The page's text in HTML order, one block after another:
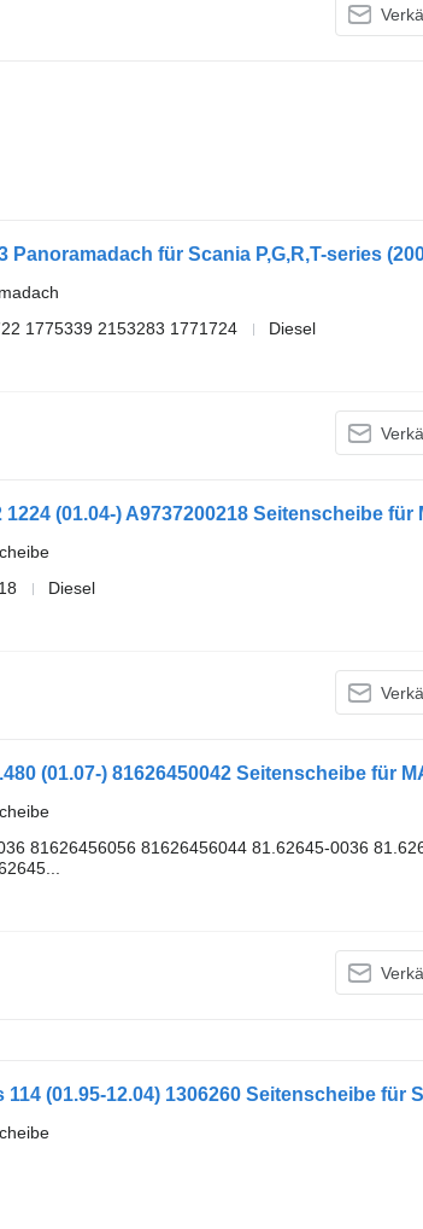
1775339 2153283 1771724
Diesel
Diesel
81626456056 81626456044 81.62645-0036